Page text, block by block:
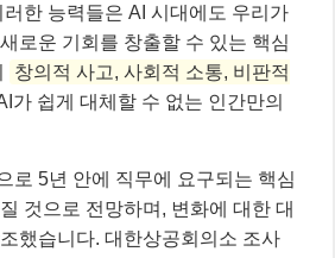
한 능력들은 AI 시대에도 우리가
로운 기회를 창출할 수 있는 핵심
창의적 사고, 사회적 소통, 비판적
가 쉽게 대체할 수 없는 인간만의
로 5년 안에 직무에 요구되는 핵심
것으로 전망하며, 변화에 대한 대
했습니다. 대한상공회의소 조사